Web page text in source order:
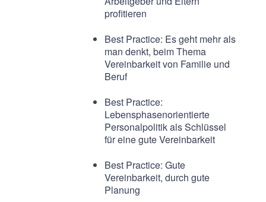
profitieren
Best Practice: Es geht mehr als
man denkt, beim Thema
Vereinbarkeit von Familie und
Beruf
Best Practice:
Lebensphasenorientierte
Personalpolitik als Schlüssel
für eine gute Vereinbarkeit
Best Practice: Gute
Vereinbarkeit, durch gute
Planung